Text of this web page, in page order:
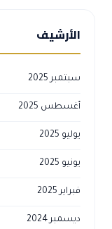
الأرشيف
سبتمبر 2025
أغسطس 2025
يوليو 2025
يونيو 2025
فبراير 2025
ديسمبر 2024